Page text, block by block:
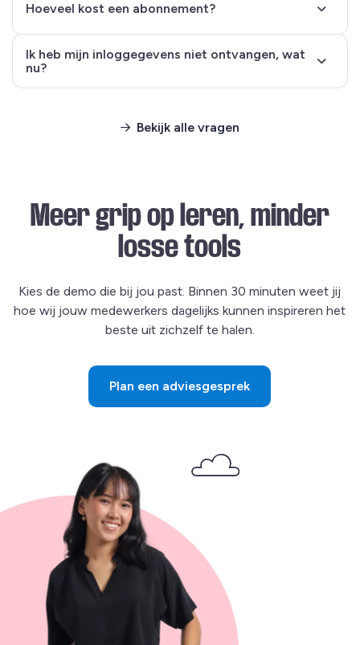
Hoeveel kost een abonnement?
Ik heb mijn inloggegevens niet ontvangen, wat
nu?
Bekijk alle vragen
Meer grip op leren, minder
losse tools
Kies de demo die bij jou past. Binnen 30 minuten weet jij
hoe wij jouw medewerkers dagelijks kunnen inspireren het
beste uit zichzelf te halen.
Plan een adviesgesprek